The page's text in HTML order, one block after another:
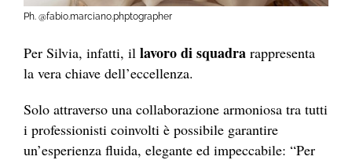
Ph. @fabio.marciano.phptographer
Per Silvia, infatti, il lavoro di squadra rappresenta
la vera chiave dell’eccellenza.
Solo attraverso una collaborazione armoniosa tra tutti
i professionisti coinvolti è possibile garantire
un’esperienza fluida, elegante ed impeccabile: “Per